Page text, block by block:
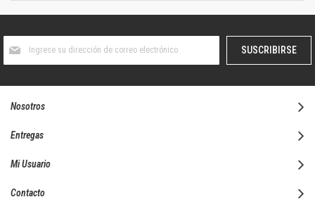
boletín
SUSCRIBIRSE
Nosotros
Entregas
Mi Usuario
Contacto